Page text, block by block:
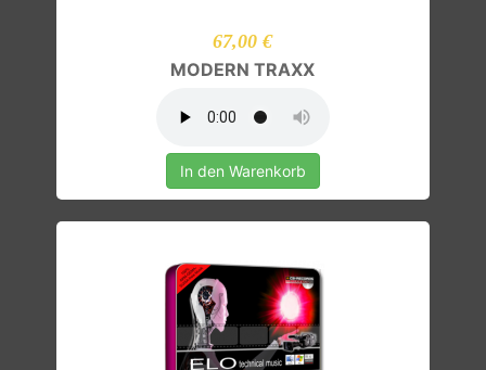
67,00 €
MODERN TRAXX
In den Warenkorb